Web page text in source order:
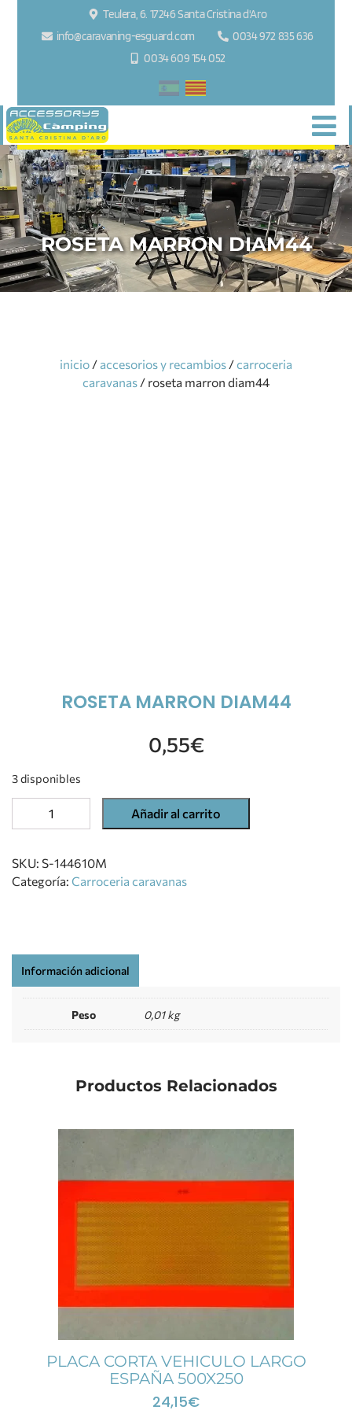
Teulera, 6. 17246 Santa Cristina d'Aro
info@caravaning-esguard.com
0034 972 835 636
0034 609 154 052
ROSETA MARRON DIAM44
inicio / accesorios y recambios /carroceria
caravanas / roseta marron diam44
ROSETA MARRON DIAM44
0,55€
3 disponibles
Añadir al carrito
SKU: S-144610M
Categoría: Carroceria caravanas
Información adicional
Peso 0,01 kg
Productos Relacionados
PLACA CORTA VEHICULO LARGO
ESPAÑA 500X250
24,15€